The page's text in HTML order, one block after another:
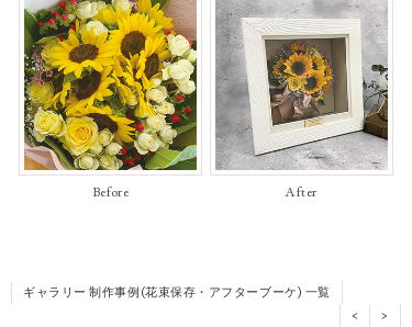
Before After
ギャラリー 制作事例(花束保存・アフターブーケ) 一覧
<
>